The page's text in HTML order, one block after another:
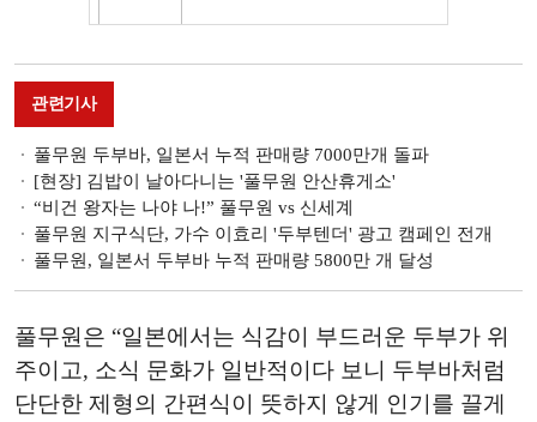
관련기사
풀무원 두부바, 일본서 누적 판매량 7000만개 돌파
[현장] 김밥이 날아다니는 '풀무원 안산휴게소'
“비건 왕자는 나야 나!” 풀무원 vs 신세계
풀무원 지구식단, 가수 이효리 '두부텐더' 광고 캠페인 전개
풀무원, 일본서 두부바 누적 판매량 5800만 개 달성
풀무원은 “일본에서는 식감이 부드러운 두부가 위
주이고, 소식 문화가 일반적이다 보니 두부바처럼
단단한 제형의 간편식이 뜻하지 않게 인기를 끌게